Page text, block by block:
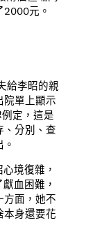
2000元。
給李昭的親
院單上顯示
定，這是
、分別、查
境復雜，
血困難，
方面，她不
本身還要花